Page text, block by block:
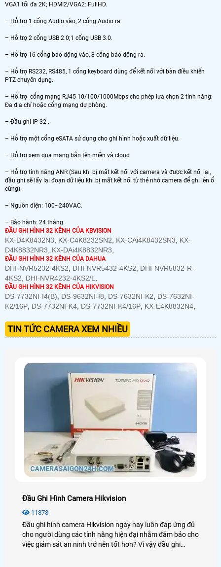
VGA1 tối đa 2K; HDMI2/VGA2: FullHD.
– Hỗ trợ 1 cổng Audio vào, 2 cổng Audio ra.
– Hỗ trợ 2 cổng USB 2.0;1 cổng USB 3.0.
– Hỗ trợ 16 cổng báo động vào, 8 cổng báo động ra.
– Hỗ trợ RS232, RS485, 1 cổng keyboard dùng để kết nối với bàn điều khiển
PTZ chuyên dụng.
– Hỗ trợ cổng mạng RJ45 10/100/1000Mbps cho phép lựa chọn 2 tính năng:
Đa địa chỉ hoặc cổng mạng dự phòng.
– Đầu ghi IP 32 .
– Hỗ trợ một cổng eSATA sử dụng cho ghi hình hoặc xuất dữ liệu.
– Hỗ trợ xem qua mạng bằn tên miền và cloud
– Hỗ trợ tính năng ANR (Sau khi bị mất kết nối với camera và được kết nối lại,
đầu ghi sẽ lấy lại đoạn dữ liệu khi bị mất kết nối từ thẻ nhớ camera để ghi lên ổ
cứng).
– Nguồn điện: 100~240VAC.
– Bảo hành: 24 tháng.
ĐẦU GHI HÌNH 32 KÊNH CỦA KBVISION
KX-D4K8432N3 KX-C4K8232SN2 KX-CAi4K8432SN3
KX-
D4K8832NR3
KX-DAi4K8832NR3
ĐẦU GHI HÌNH 32 KÊNH CỦA DAHUA
DHI-NVR5232-4KS2 DHI-NVR5432-4KS2
DHI-NVR5832-R-
4KS2
DHI-NVR4232-4KS2/L
ĐẦU GHI HÌNH 32 KÊNH CỦA HIKVISION
DS-7732NI-I4(B) DS-9632NI-I8 DS-7632NI-K2
DS-7632NI-
K2/16P DS-7732NI-K4 DS-7732NI-K4/16P KX-E4K8832N4
TIN TỨC CAMERA XEM NHIỀU
Đầu Ghi Hình Camera Hikvision
11878
Đầu ghi hình camera Hikvision ngày nay luôn đáp ứng đủ
cho người dùng các tính năng hiện đại nhằm đảm bảo cho
việc giám sát an ninh trở nên tốt hơn? Vì vậy đầu ghi